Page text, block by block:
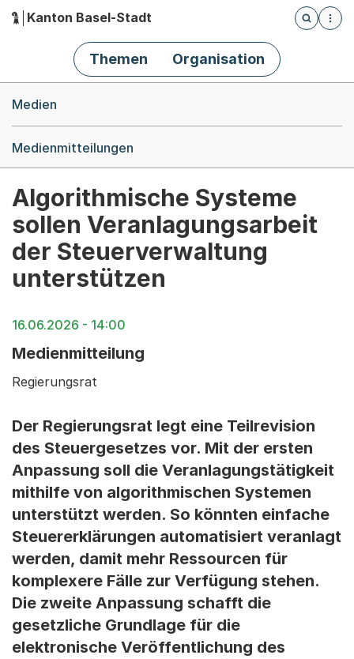
Hauptnavigation
Kanton Basel-Stadt
Öffnet
Themen Organisation
Medien
Medienmitteilungen
Algorithmische Systeme
sollen Veranlagungsarbeit
der Steuerverwaltung
unterstützen
16.06.2026 - 14:00
Medienmitteilung
Regierungsrat
Der Regierungsrat legt eine Teilrevision
des Steuergesetzes vor. Mit der ersten
Anpassung soll die Veranlagungstätigkeit
mithilfe von algorithmischen Systemen
unterstützt werden. So könnten einfache
Steuererklärungen automatisiert veranlagt
werden, damit mehr Ressourcen für
komplexere Fälle zur Verfügung stehen.
Die zweite Anpassung schafft die
gesetzliche Grundlage für die
elektronische Veröffentlichung des